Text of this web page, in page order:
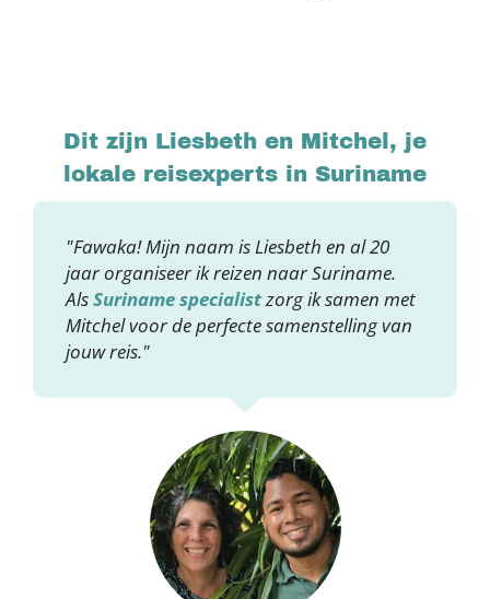
Dit zijn Liesbeth en Mitchel, je
lokale reisexperts in Suriname
"Fawaka! Mijn naam is Liesbeth en al 20
jaar organiseer ik reizen naar Suriname.
AlsSuriname specialistzorg ik samen met
Mitchel voor de perfecte samenstelling van
jouw reis."